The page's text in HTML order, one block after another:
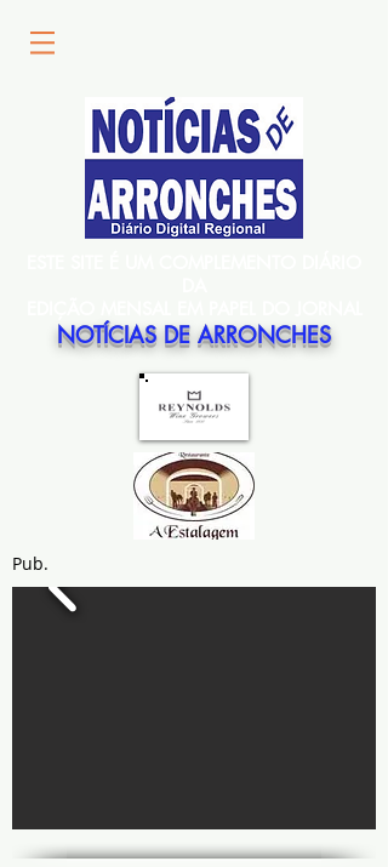
NOTÍCIAS DE ARRONCHES
Pub.